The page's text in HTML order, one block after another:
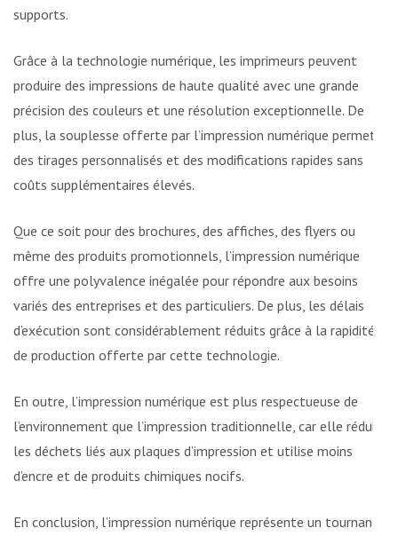
supports.
Grâce à la technologie numérique, les imprimeurs peuvent
produire des impressions de haute qualité avec une grande
précision des couleurs et une résolution exceptionnelle. De
plus, la souplesse offerte par l’impression numérique permet
des tirages personnalisés et des modifications rapides sans
coûts supplémentaires élevés.
Que ce soit pour des brochures, des affiches, des flyers ou
même des produits promotionnels, l’impression numérique
offre une polyvalence inégalée pour répondre aux besoins
variés des entreprises et des particuliers. De plus, les délais
d’exécution sont considérablement réduits grâce à la rapidité
de production offerte par cette technologie.
En outre, l’impression numérique est plus respectueuse de
l’environnement que l’impression traditionnelle, car elle réduit
les déchets liés aux plaques d’impression et utilise moins
d’encre et de produits chimiques nocifs.
En conclusion, l’impression numérique représente un tournant